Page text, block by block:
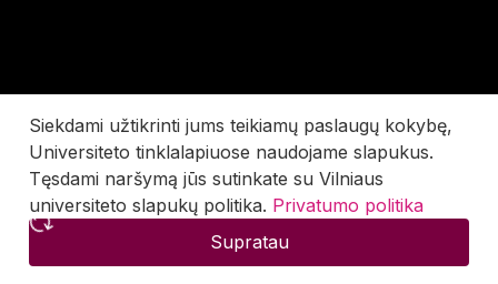
Siekdami užtikrinti jums teikiamų paslaugų kokybę,
Universiteto tinklalapiuose naudojame slapukus.
Tęsdami naršymą jūs sutinkate su Vilniaus
universiteto slapukų politika. Privatumo politika
Supratau